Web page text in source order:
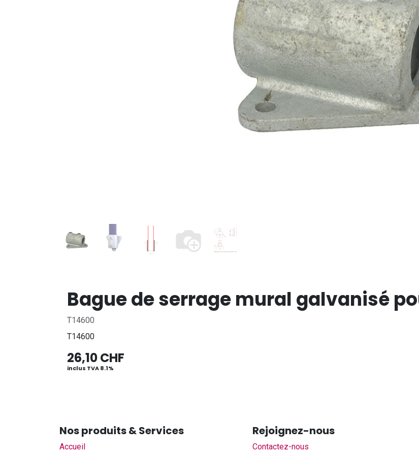
Bague de serrage mural galvanisé
T14600
T14600
26,10CHF
inclus TVA 8.1%
Nos produits & Services
Accueil
Rejoignez-nous
Contactez-nous